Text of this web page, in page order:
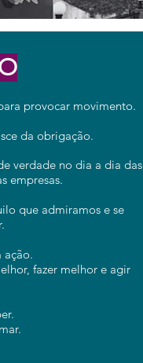
provocar movimento.
da obrigação.
verdade no dia a dia das
empresas.
que admiramos e se
ação.
fazer melhor e agir